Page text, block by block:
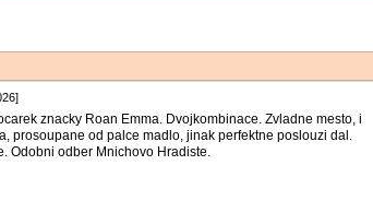
znacky Roan Emma. Dvojkombinace. Zvladne mesto, i
prosoupane od palce madlo, jinak perfektne poslouzi dal.
Odobni odber Mnichovo Hradiste.